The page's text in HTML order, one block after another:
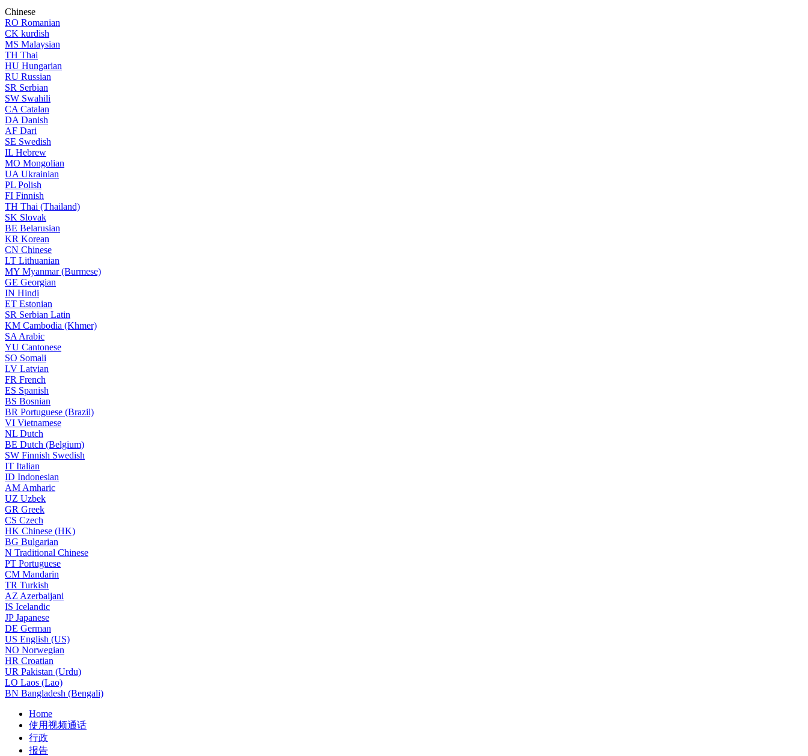
Chinese
RO Romanian
CK kurdish
MS Malaysian
TH Thai
HU Hungarian
RU Russian
SR Serbian
SW Swahili
CA Catalan
DA Danish
AF Dari
SE Swedish
IL Hebrew
MO Mongolian
UA Ukrainian
PL Polish
FI Finnish
TH Thai (Thailand)
SK Slovak
BE Belarusian
KR Korean
CN Chinese
LT Lithuanian
MY Myanmar (Burmese)
GE Georgian
IN Hindi
ET Estonian
SR Serbian Latin
KM Cambodia (Khmer)
SA Arabic
YU Cantonese
SO Somali
LV Latvian
FR French
ES Spanish
BS Bosnian
BR Portuguese (Brazil)
VI Vietnamese
NL Dutch
BE Dutch (Belgium)
SW Finnish Swedish
IT Italian
ID Indonesian
AM Amharic
UZ Uzbek
GR Greek
CS Czech
HK Chinese (HK)
BG Bulgarian
N Traditional Chinese
PT Portuguese
CM Mandarin
TR Turkish
AZ Azerbaijani
IS Icelandic
JPJapanese
DE German
US English (US)
NO Norwegian
HR Croatian
UR Pakistan (Urdu)
LO Laos (Lao)
BN Bangladesh (Bengali)
Home
使用视频通话
行政
报告